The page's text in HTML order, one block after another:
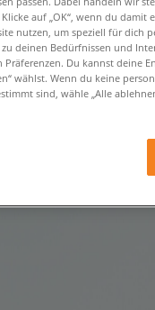
auf „OK“, wenn du
nutzen, um speziell für dich
deinen Bedürfnissen und
Präferenzen. Du kannst deine
wählst. Wenn du keine
sind, wähle „Alle